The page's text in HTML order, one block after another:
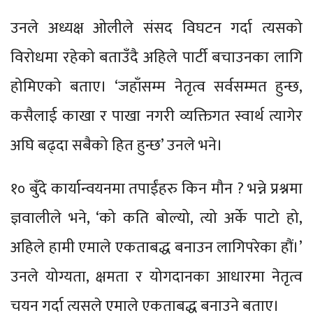
उनले अध्यक्ष ओलीले संसद विघटन गर्दा त्यसको
विरोधमा रहेको बताउँदै अहिले पार्टी बचाउनका लागि
होमिएको बताए। ‘जहाँसम्म नेतृत्व सर्वसम्मत हुन्छ,
कसैलाई काखा र पाखा नगरी व्यक्तिगत स्वार्थ त्यागेर
अघि बढ्दा सबैको हित हुन्छ’ उनले भने।
१० बुँदे कार्यान्वयनमा तपाईंहरु किन मौन ? भन्ने प्रश्नमा
ज्ञवालीले भने, ‘को कति बोल्यो, त्यो अर्के पाटो हो,
अहिले हामी एमाले एकताबद्ध बनाउन लागिपरेका हौं।’
उनले योग्यता, क्षमता र योगदानका आधारमा नेतृत्व
चयन गर्दा त्यसले एमाले एकताबद्ध बनाउने बताए।